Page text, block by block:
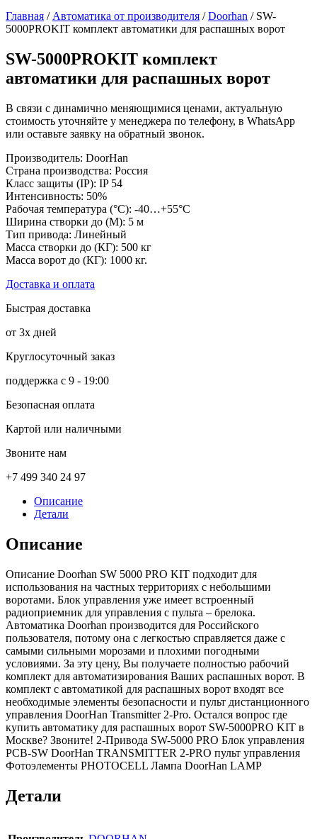
Главная / Автоматика от производителя /Doorhan / SW-
5000PROKIT комплект автоматики для распашных ворот
SW-5000PROKIT комплект
автоматики для распашных ворот
В связи с динамично меняющимися ценами, актуальную
стоимость уточняйте у менеджера по телефону, в WhatsApp
или оставьте заявку на обратный звонок.
Производитель: DoorHan
Страна производства: Россия
Класс защиты (IP): IP 54
Интенсивность: 50%
Рабочая температура (°C): -40…+55°C
Ширина створки до (М): 5 м
Тип привода: Линейный
Масса створки до (КГ): 500 кг
Масса ворот до (КГ): 1000 кг.
Доставка и оплата
Быстрая доставка
от 3х дней
Круглосуточный заказ
поддержка с 9 - 19:00
Безопасная оплата
Картой или наличными
Звоните нам
+7 499 340 24 97
Описание
Детали
Описание
Описание Doorhan SW 5000 PRO KIT подходит для
использования на частных территориях с небольшими
воротами. Блок управления уже имеет встроенный
радиоприемник для управления с пульта – брелока.
Автоматика Doorhan производится для Российского
пользователя, потому она с легкостью справляется даже с
самыми сильными морозами и плохими погодными
условиями. За эту цену, Вы получаете полностью рабочий
комплект для автоматизирования Ваших распашных ворот. В
комплект с автоматикой для распашных ворот входят все
необходимые элементы безопасности и пульт дистанционного
управления DoorHan Transmitter 2-Pro. Остался вопрос где
купить автоматику для распашных ворот SW-5000PRO KIT в
Москве? Звоните! 2-Привода SW-5000 PRO Блок управления
PCB-SW DoorHan TRANSMITTER 2-PRO пульт управления
Фотоэлементы PHOTOCELL Лампа DoorHan LAMP
Детали